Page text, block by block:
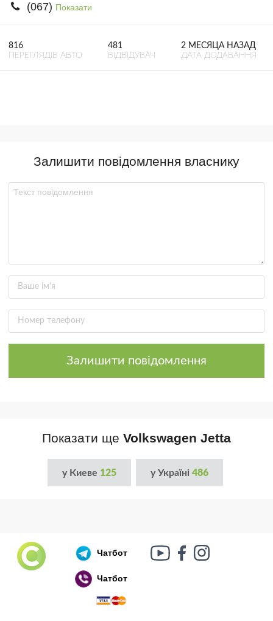
Російський воєнний корабель, іди нах..й!
🇷🇺 🚢 🖕 PS: Таки пішов 🎉
(067) Показати
816
ПЕРЕГЛЯДІВ АВТО
481
ВІДВІДУВАЧ
2 МЕСЯЦА НАЗАД
ДАТА ДОДАВАННЯ
Залишити повідомлення власнику
Залишити повідомлення
Показати ще Volkswagen Jetta
у Киеве 125 у Україні 486
Чатбот
Чатбот